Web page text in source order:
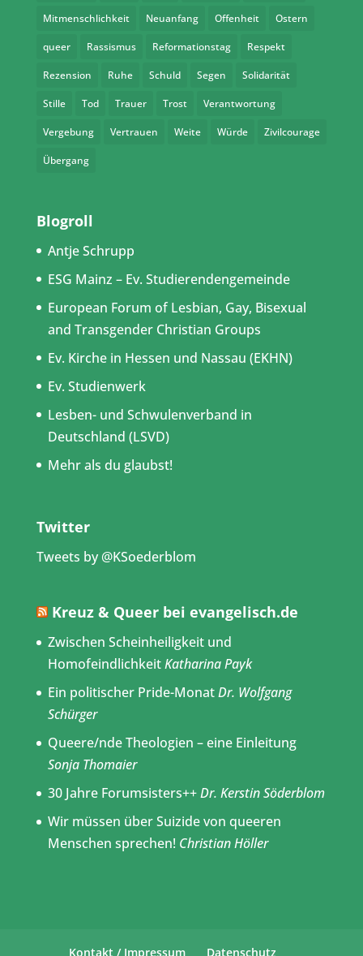
Mitmenschlichkeit Neuanfang Offenheit Ostern
queer Rassismus Reformationstag Respekt
Rezension Ruhe Schuld Segen Solidarität
Stille Tod Trauer Trost Verantwortung
Vergebung Vertrauen Weite Würde Zivilcourage
Übergang
Blogroll
Antje Schrupp
ESG Mainz – Ev. Studierendengemeinde
European Forum of Lesbian, Gay, Bisexual
and Transgender Christian Groups
Ev. Kirche in Hessen und Nassau (EKHN)
Ev. Studienwerk
Lesben- und Schwulenverband in
Deutschland (LSVD)
Mehr als du glaubst!
Twitter
Tweets by @KSoederblom
Kreuz & Queer bei evangelisch.de
Zwischen Scheinheiligkeit und
HomofeindlichkeitKatharina Payk
Ein politischer Pride-MonatDr. Wolfgang
Schürger
Queere/nde Theologien – eine Einleitung
Sonja Thomaier
30 Jahre Forumsisters++Dr. Kerstin Söderblom
Wir müssen über Suizide von queeren
Menschen sprechen! Christian Höller
Kontakt / Impressum Datenschutz